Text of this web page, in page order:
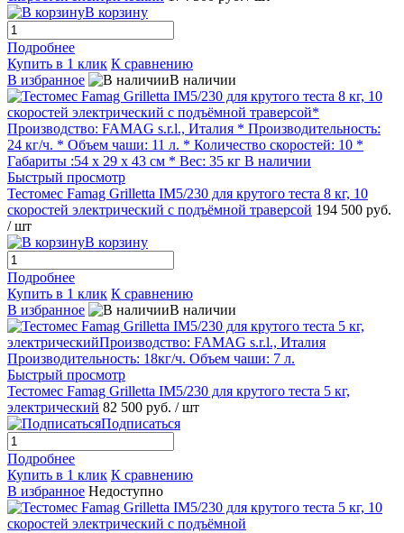
В корзину
Подробнее
Купить в 1 клик К сравнению
В избранное
В наличии
Быстрый просмотр
Тестомес Famag Grilletta IM5/230 для крутого теста 8 кг, 10
скоростей электрический с подъёмной траверсой 194 500 руб.
/ шт
В корзину
Подробнее
Купить в 1 клик К сравнению
В избранное
В наличии
Быстрый просмотр
Тестомес Famag Grilletta IM5/230 для крутого теста 5 кг,
электрический 82 500 руб. / шт
Подписаться
Подробнее
Купить в 1 клик К сравнению
В избранное Недоступно